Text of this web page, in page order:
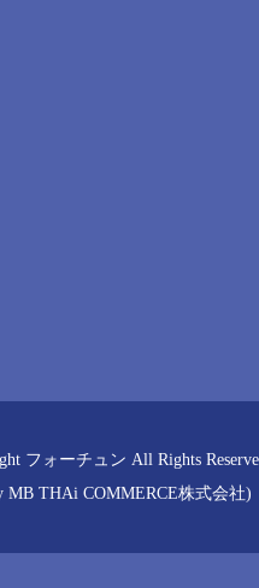
フォーチュン All Rights
MB THAi COMMERCE株式会社)